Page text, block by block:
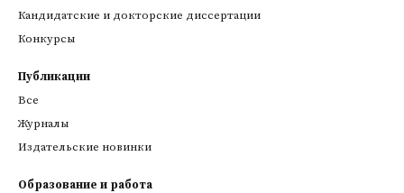
Кандидатские и докторские диссертации
Конкурсы
Публикации
Все
Журналы
Издательские новинки
Образование и работа